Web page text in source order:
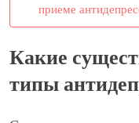
приеме
Какие
типы